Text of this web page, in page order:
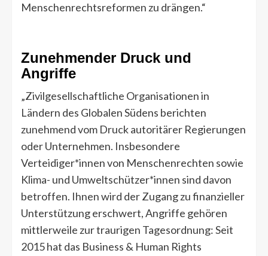
Menschenrechtsreformen zu drängen.“
Zunehmender Druck und
Angriffe
„Zivilgesellschaftliche Organisationen in
Ländern des Globalen Südens berichten
zunehmend vom Druck autoritärer Regierungen
oder Unternehmen. Insbesondere
Verteidiger*innen von Menschenrechten sowie
Klima- und Umweltschützer*innen sind davon
betroffen. Ihnen wird der Zugang zu finanzieller
Unterstützung erschwert, Angriffe gehören
mittlerweile zur traurigen Tagesordnung: Seit
2015 hat das Business & Human Rights